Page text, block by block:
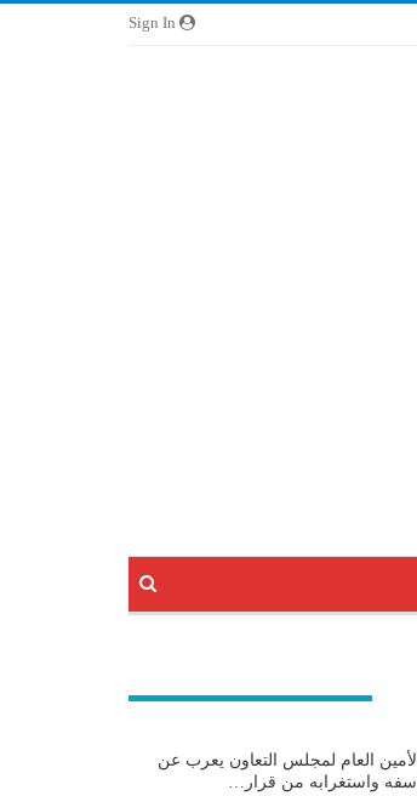
الأمين العام لمجلس التعاون يعرب عن
أسفه واستغرابه من قرار…